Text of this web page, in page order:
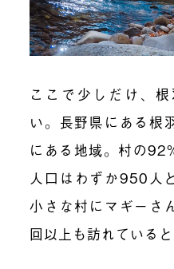
ここで少しだけ、
い。長野県にある根
にある地域。村の
人口はわずか950人
小さな村にマギーさ
回以上も訪れている